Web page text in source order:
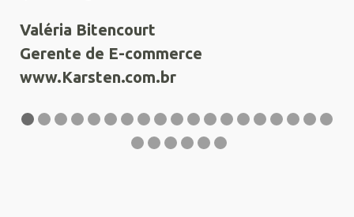
Valéria Bitencourt
Gerente de E-commerce
www.Karsten.com.br